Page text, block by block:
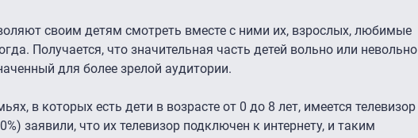
своим детям смотреть вместе с ними их, взрослых, любимые
Получается, что значительная часть детей вольно или невольно
для более зрелой аудитории.
в которых есть дети в возрасте от 0 до 8 лет, имеется телевизор
заявили, что их телевизор подключен к интернету, и таким